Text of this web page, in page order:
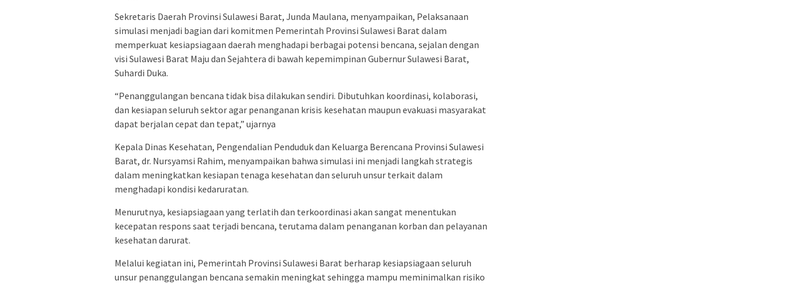
Sekretaris Daerah Provinsi Sulawesi Barat, Junda Maulana, menyampaikan, Pelaksanaan
simulasi menjadi bagian dari komitmen Pemerintah Provinsi Sulawesi Barat dalam
memperkuat kesiapsiagaan daerah menghadapi berbagai potensi bencana, sejalan dengan
visi Sulawesi Barat Maju dan Sejahtera di bawah kepemimpinan Gubernur Sulawesi Barat,
Suhardi Duka.
“Penanggulangan bencana tidak bisa dilakukan sendiri. Dibutuhkan koordinasi, kolaborasi,
dan kesiapan seluruh sektor agar penanganan krisis kesehatan maupun evakuasi masyarakat
dapat berjalan cepat dan tepat,” ujarnya
Kepala Dinas Kesehatan, Pengendalian Penduduk dan Keluarga Berencana Provinsi Sulawesi
Barat, dr. Nursyamsi Rahim, menyampaikan bahwa simulasi ini menjadi langkah strategis
dalam meningkatkan kesiapan tenaga kesehatan dan seluruh unsur terkait dalam
menghadapi kondisi kedaruratan.
Menurutnya, kesiapsiagaan yang terlatih dan terkoordinasi akan sangat menentukan
kecepatan respons saat terjadi bencana, terutama dalam penanganan korban dan pelayanan
kesehatan darurat.
Melalui kegiatan ini, Pemerintah Provinsi Sulawesi Barat berharap kesiapsiagaan seluruh
unsur penanggulangan bencana semakin meningkat sehingga mampu meminimalkan risiko